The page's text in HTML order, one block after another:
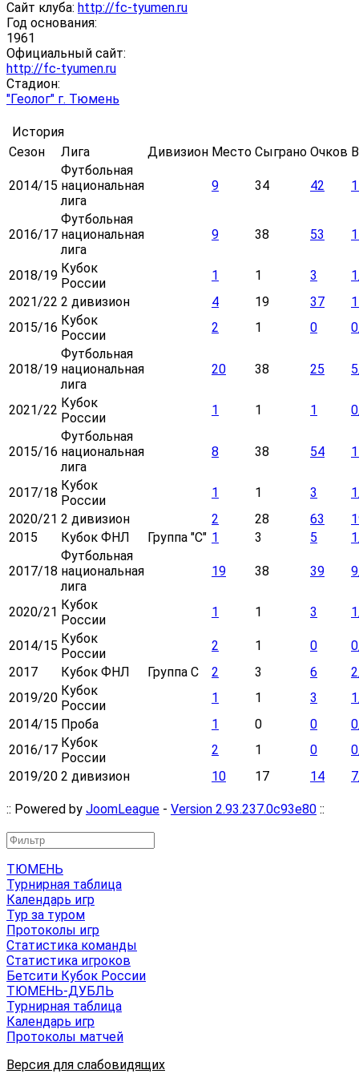
Сайт клуба: http://fc-tyumen.ru
Год основания:
1961
Официальный сайт:
http://fc-tyumen.ru
Стадион:
"Геолог" г. Тюмень
История
Сезон
Лига Дивизион Место Сыграно Очков
2014/15
Футбольная
национальная
лига
9 34 42
2016/17
Футбольная
национальная
лига
9 38 53
2018/19 Кубок
России
1 1 3
2021/22 2 дивизион 4 19 37
2015/16 Кубок
России
2 1 0
2018/19
Футбольная
национальная
лига
20 38 25
2021/22 Кубок
России
1 1 1
2015/16
Футбольная
национальная
лига
8 38 54
2017/18 Кубок
России
1 1 3
2020/21 2 дивизион 2 28 63
2015
Кубок ФНЛ Группа "C" 1 3 5
2017/18
Футбольная
национальная
лига
19 38 39
2020/21 Кубок
России
1 1 3
2014/15 Кубок
России
2 1 0
2017
Кубок ФНЛ Группа С 2 3 6
2019/20 Кубок
России
1 1 3
2014/15 Проба 1 0 0
2016/17 Кубок
России
2 1 0
2019/20 2 дивизион 10 17 14
:: Powered by JoomLeague - Version 2.93.237.0c93e80 ::
ТЮМЕНЬ
Турнирная таблица
Календарь игр
Тур за туром
Протоколы игр
Статистика команды
Статистика игроков
Бетсити Кубок России
ТЮМЕНЬ-ДУБЛЬ
Турнирная таблица
Календарь игр
Протоколы матчей
Версия для слабовидящих